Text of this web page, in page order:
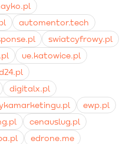
automentor.tech
swiatcyfrowy.pl
ue.katowice.pl
digitalx.pl
ewp.pl
cenauslug.pl
edrone.me